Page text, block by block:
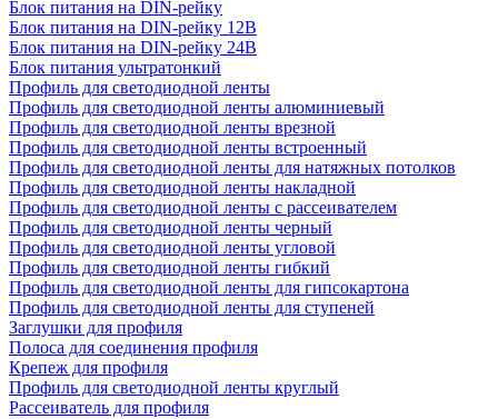
Блок питания на DIN-рейку
Блок питания на DIN-рейку 12В
Блок питания на DIN-рейку 24В
Блок питания ультратонкий
Профиль для светодиодной ленты
Профиль для светодиодной ленты алюминиевый
Профиль для светодиодной ленты врезной
Профиль для светодиодной ленты встроенный
Профиль для светодиодной ленты для натяжных потолков
Профиль для светодиодной ленты накладной
Профиль для светодиодной ленты с рассеивателем
Профиль для светодиодной ленты черный
Профиль для светодиодной ленты угловой
Профиль для светодиодной ленты гибкий
Профиль для светодиодной ленты для гипсокартона
Профиль для светодиодной ленты для ступеней
Заглушки для профиля
Полоса для соединения профиля
Крепеж для профиля
Профиль для светодиодной ленты круглый
Рассеиватель для профиля